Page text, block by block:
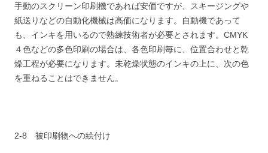
手動のスクリーン印刷機であれば安価ですが、スキージングや
紙送りなどの自動化機械は高価になります。自動機であって
も、インキを用いるので熟練技術者が必要とされます。CMYK
４色などの多色印刷の場合は、各色印刷毎に、位置合わせと乾
燥工程が必要になります。未乾燥状態のインキの上に、次の色
を重ねることはできません。
2-8 被印刷物への絵付け